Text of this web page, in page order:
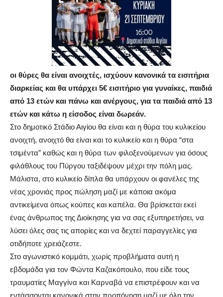
οι θύρες θα είναι ανοιχτές, ισχύουν κανονικά τα εισιτήρια
διαρκείας και θα υπάρχει 5€ εισιτήριο για γυναίκες, παιδιά
από 13 ετών και πάνω και ανέργους, για τα παιδιά από 13
ετών και κάτω η είσοδος είναι δωρεάν.
Στο δημοτικό Στάδιο Αιγίου θα είναι και η θύρα του κυλικείου
ανοιχτή, ανοιχτό θα είναι και το κυλικείο και η θύρα “στα
τσιμέντα” καθώς και η θύρα των φιλοξενούμενων για όσους
φιλάθλους του Πύργου ταξιδέψουν μέχρι την πόλη μας.
Μάλιστα, στο κυλικείο δίπλα θα υπάρχουν οι φανέλες της
νέας χρονιάς προς πώληση μαζί με κάποια ακόμα
αντικείμενα όπως κούπες και καπέλα. Θα βρίσκεται εκεί
ένας άνθρωπος της Διοίκησης για να σας εξυπηρετήσει, να
λύσει όλες σας τις απορίες και να δεχτεί παραγγελίες για
οτιδήποτε χρειάζεστε.
Στο αγωνιστικό κομμάτι, χωρίς προβλήματα αυτή η
εβδομάδα για τον Φώντα Καζακόπουλο, που είδε τους
τραυματίες Μαγγίνα και Καρναβά να επιστρέφουν και να
εντάσσονται κανονικά στην προπόνηση μαζί με όλη την